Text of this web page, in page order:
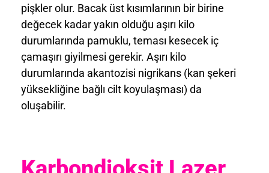
pişkler olur. Bacak üst kısımlarının bir birine
değecek kadar yakın olduğu aşırı kilo
durumlarında pamuklu, teması kesecek iç
çamaşırı giyilmesi gerekir. Aşırı kilo
durumlarında akantozisi nigrikans (kan şekeri
yüksekliğine bağlı cilt koyulaşması) da
oluşabilir.